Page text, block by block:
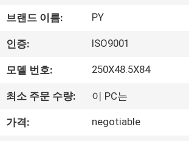
회
사
소
공
브랜드 이름: PY
인증: ISO9001
모델 번호: 250X48.5X84
최소 주문 수량: 이 PC는
가격: negotiable